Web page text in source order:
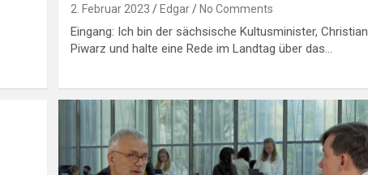
2. Februar 2023 Edgar No Comments
Eingang: Ich bin der sächsische Kultusminister, Christian
Piwarz und halte eine Rede im Landtag über das…